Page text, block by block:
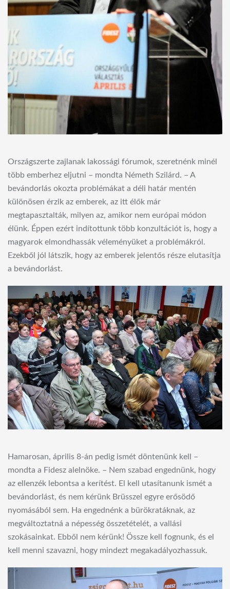
Országszerte zajlanak lakossági fórumok, szeretnénk minél
több emberhez eljutni – mondta Németh Szilárd. – A
bevándorlás okozta problémákat a déli határ mentén
különösen érzik az emberek, az itt élők már
megtapasztalták, milyen az, amikor nem európai módon
élünk. Éppen ezért indítottunk több konzultációt is, hogy a
magyarok elmondhassák véleményüket a problémákról.
Ezekből jól látszik, hogy az emberek jelentős része elutasítja
a bevándorlást.
Hamarosan, április 8-án pedig ismét döntenünk kell –
mondta a Fidesz alelnöke. – Nem szabad engednünk, hogy
az ellenzék lebontsa a kerítést. El kell utasítanunk ismét a
bevándorlást, és nem kérünk Brüsszel egyre erősödő
nyomásából sem. Ha engednénk a bürökratáknak, az
megváltoztatná a népesség összetételét, a vallási
szokásainkat. Ebből nem kérünk! Össze kell fognunk, és el
kell menni szavazni, hogy mindezt megakadályozhassuk.